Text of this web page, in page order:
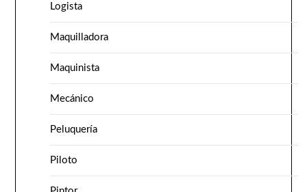
Logista
Maquilladora
Maquinista
Mecánico
Peluquería
Piloto